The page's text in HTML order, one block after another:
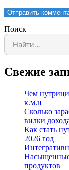
Отправить
Поиск
Свежие
Чем
к.м.н
Сколько
вилки
Как стать
2026 год
продуктов